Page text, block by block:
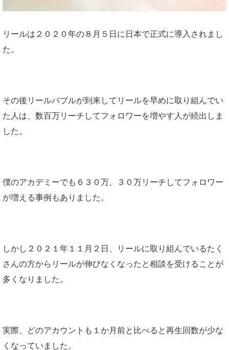
リールは２０２０年の８月５日に日本で正式に導入されまし
た。
その後リールバブルが到来してリールを早めに取り組んでい
た人は、数百万リーチしてフォロワーを増やす人が続出しま
した。
僕のアカデミーでも６３０万、３０万リーチしてフォロワー
が増える事例もありました。
しかし２０２１年１１月２日、リールに取り組んでいるたく
さんの方からリールが伸びなくなったと相談を受けることが
多くなりました。
実際、どのアカウントも１か月前と比べると再生回数が少な
くなっていました。